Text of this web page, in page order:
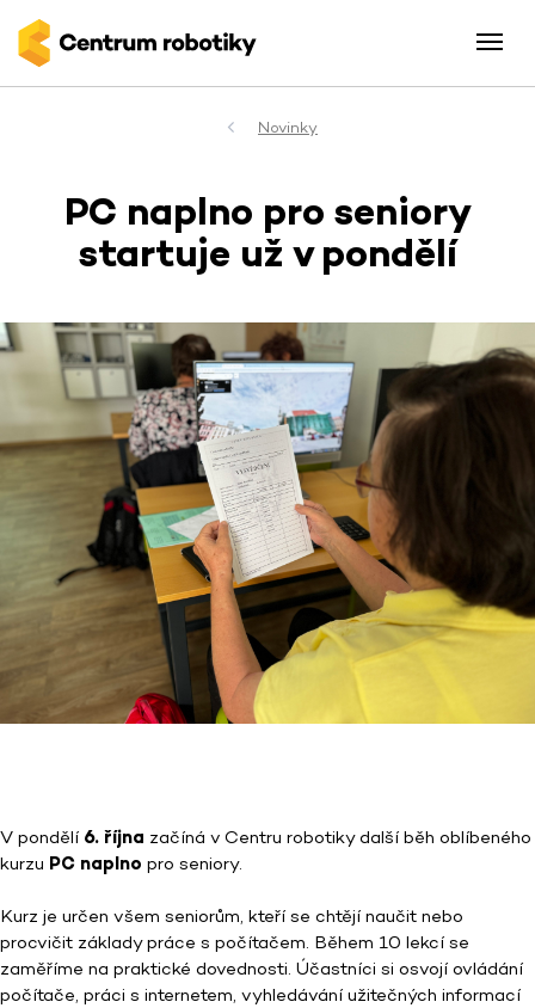
Novinky
PC naplno pro seniory
startuje už v pondělí
V pondělí 6. října začíná v Centru robotiky další běh oblíbeného
kurzu PC naplno pro seniory.
Kurz je určen všem seniorům, kteří se chtějí naučit nebo
procvičit základy práce s počítačem. Během 10 lekcí se
zaměříme na praktické dovednosti. Účastníci si osvojí ovládání
počítače, práci s internetem, vyhledávání užitečných informací